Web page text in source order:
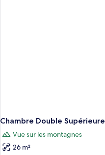
Chambre Double Supérieure
Vue sur les montagnes
26 m²